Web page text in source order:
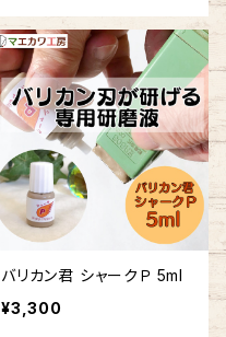
バリカン君 シャークＰ 5ml
¥3,300